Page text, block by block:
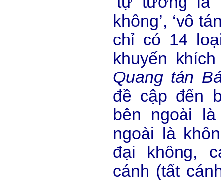
không’, ‘vô
chỉ có 14
khuyến
Quang tán
đề cập đến
bên ngoài
ngoài là
đại không,
cánh (tất